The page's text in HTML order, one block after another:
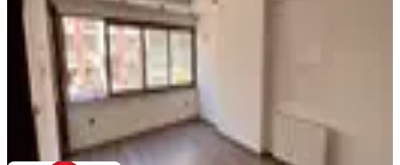
3.550.000 ₺
REMAX MODEL 2Ömür Karademir